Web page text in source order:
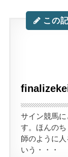
付き）
この
サイン競馬
す。ほんの
師のように
いう・・・